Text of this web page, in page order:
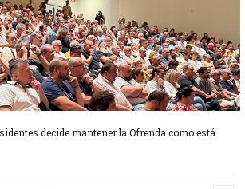
decide mantener la Ofrenda como está
por el sector Olivereta
por el sector Sector La Seu-La Xerea-El